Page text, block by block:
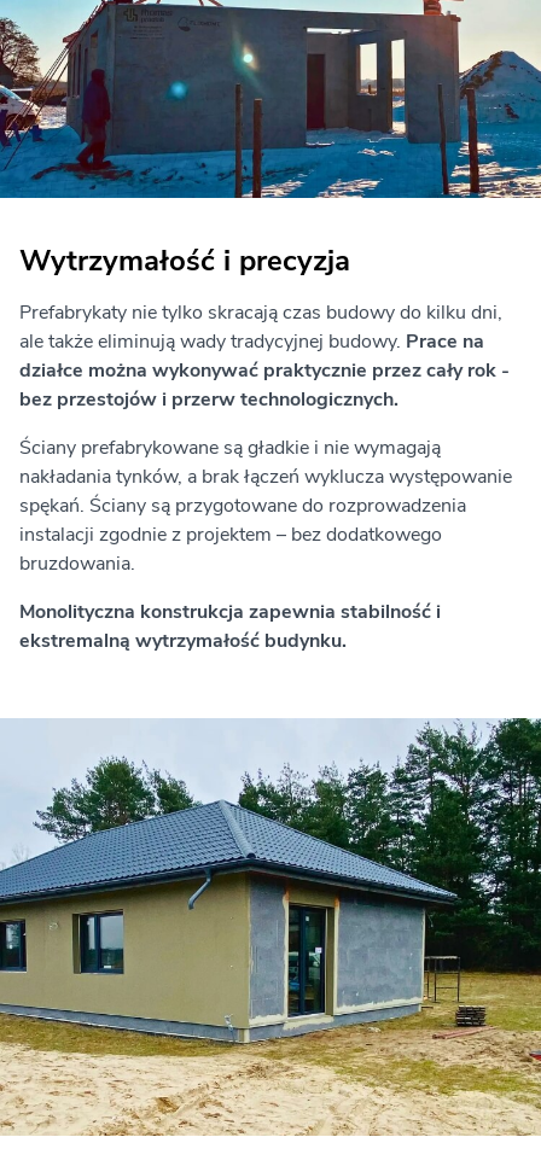
Wytrzymałość i precyzja
Prefabrykaty nie tylko skracają czas budowy do kilku dni,
ale także eliminują wady tradycyjnej budowy. Prace na
działce można wykonywać praktycznie przez cały rok -
bez przestojów i przerw technologicznych.
Ściany prefabrykowane są gładkie i nie wymagają
nakładania tynków, a brak łączeń wyklucza występowanie
spękań. Ściany są przygotowane do rozprowadzenia
instalacji zgodnie z projektem – bez dodatkowego
bruzdowania.
Monolityczna konstrukcja zapewnia stabilność i
ekstremalną wytrzymałość budynku.